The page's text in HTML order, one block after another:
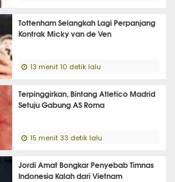
Tottenham Selangkah Lagi Perpanjang
Kontrak Micky van de Ven
13 menit 10 detik lalu
Terpinggirkan, Bintang Atletico Madrid
Setuju Gabung AS Roma
15 menit 33 detik lalu
Jordi Amat Bongkar Penyebab Timnas
Indonesia Kalah dari Vietnam